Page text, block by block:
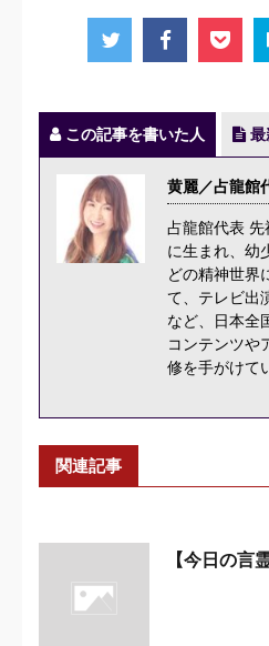
この記事を書いた人 最
黄麗／占龍館
占龍館代表
に生まれ、幼
どの精神世界
て、テレビ出
など、日本全
コンテンツや
修を手がけて
関連記事
【今日の言